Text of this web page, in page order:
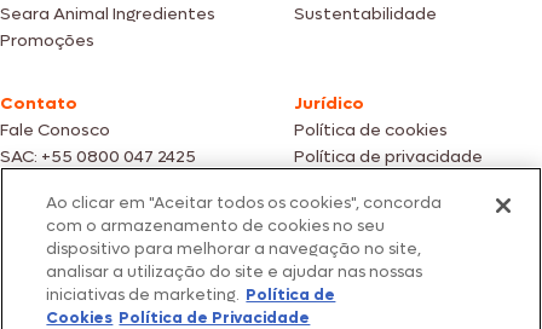
Seara Animal Ingredientes
Promoções
Sustentabilidade
Contato
Fale Conosco
SAC: +55 0800 047 2425
Jurídico
Política de cookies
Política de privacidade
Fotos meramente ilustrativas | Ofertas válidas enquanto durarem os
estoques dos nossos parceiros | Vendas sujeitas a análise e confirmação
de dados.
Os preços, promoções e condições de pagamento são válidos
exclusivamente para compras efetuadas em nossos parceiros.
Todos os produtos estão sujeitos a disponibilidade de estoque.
Ao clicar em "Aceitar todos os cookies", concorda
com o armazenamento de cookies no seu
dispositivo para melhorar a navegação no site,
analisar a utilização do site e ajudar nas nossas
iniciativas de marketing. Política de
Cookies Política de Privacidade